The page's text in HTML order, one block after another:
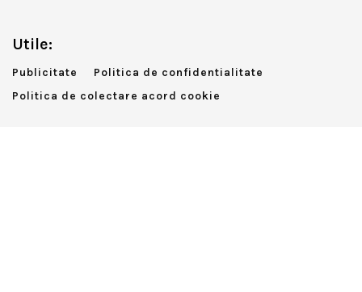
Utile:
Publicitate
Politica de confidentialitate
Politica de colectare acord cookie